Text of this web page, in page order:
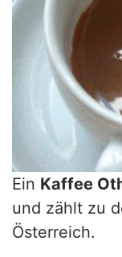
Ein Kaffee
und zählt zu
Österreich.